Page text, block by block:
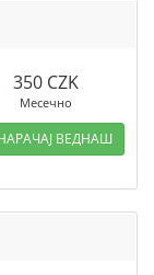
350 CZK
Месечно
ВЕДНАШ